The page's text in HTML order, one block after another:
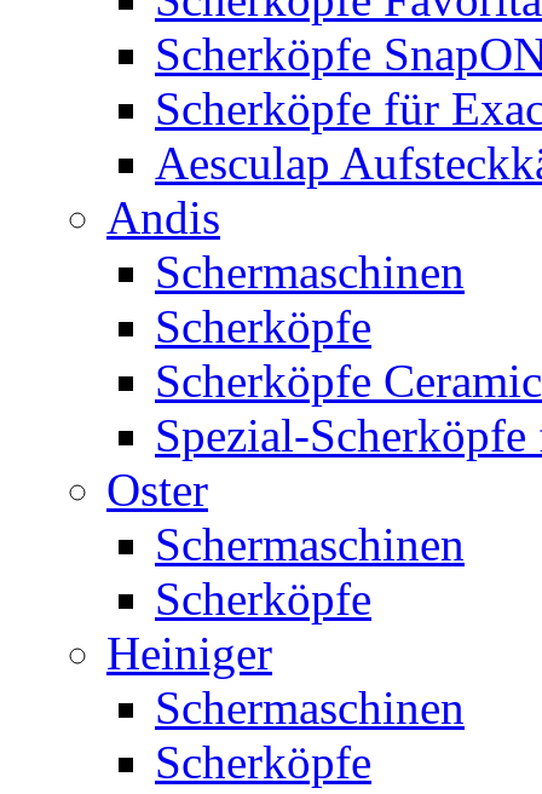
Scherköpfe
Scherköpfe für
Aesculap
Andis
Schermaschinen
Scherköpfe
Scherköpfe Ceramic
Spezial-
Oster
Schermaschinen
Scherköpfe
Heiniger
Schermaschinen
Scherköpfe